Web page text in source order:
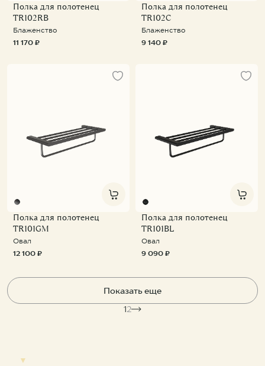
Полка для полотенец
TR102RB
Блаженство
11 170 ₽
Полка для полотенец
TR102C
Блаженство
9 140 ₽
Полка для полотенец
TR101GM
Овал
12 100 ₽
Полка для полотенец
TR101BL
Овал
9 090 ₽
Показать еще
12
▼